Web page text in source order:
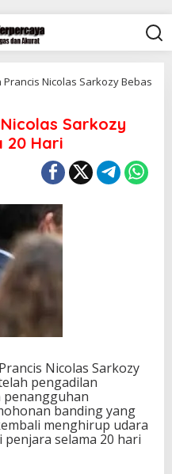
Prancis Nicolas Sarkozy Bebas
Sarkozy
20 Hari
Nicolas Sarkozy
pengadilan
banding yang
menghirup udara
penjara selama 20 hari